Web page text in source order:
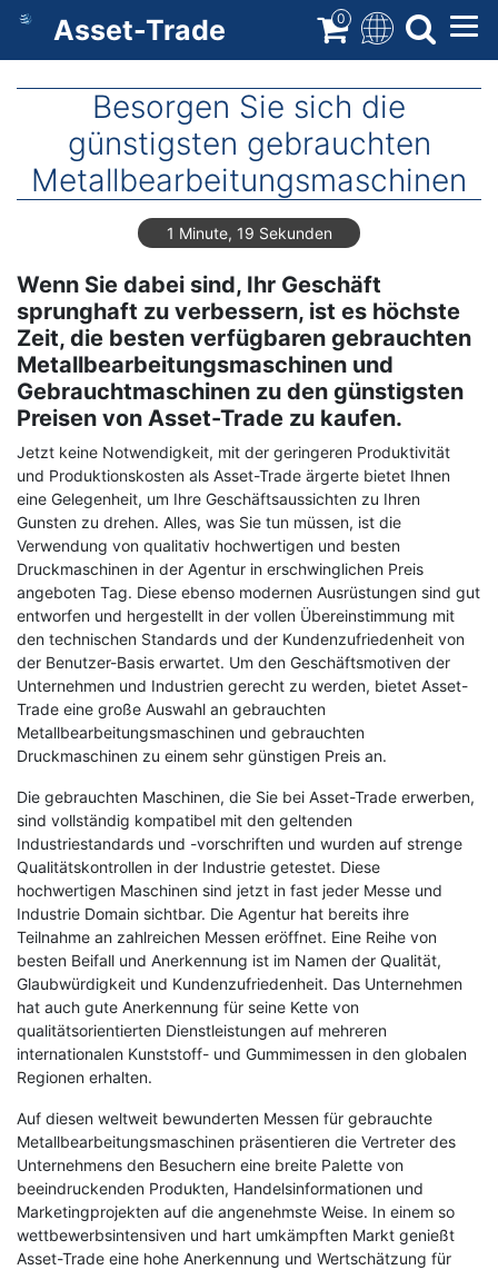
Direkt
Inhalt
Asset-Trade 0
Besorgen Sie sich die
günstigsten gebrauchten
Metallbearbeitungsmaschinen
1 Minute, 19 Sekunden
Wenn Sie dabei sind, Ihr Geschäft
sprunghaft zu verbessern, ist es höchste
Zeit, die besten verfügbaren gebrauchten
Metallbearbeitungsmaschinen und
Gebrauchtmaschinen zu den günstigsten
Preisen von Asset-Trade zu kaufen.
Jetzt keine Notwendigkeit, mit der geringeren Produktivität
und Produktionskosten als Asset-Trade ärgerte bietet Ihnen
eine Gelegenheit, um Ihre Geschäftsaussichten zu Ihren
Gunsten zu drehen. Alles, was Sie tun müssen, ist die
Verwendung von qualitativ hochwertigen und besten
Druckmaschinen in der Agentur in erschwinglichen Preis
angeboten Tag. Diese ebenso modernen Ausrüstungen sind gut
entworfen und hergestellt in der vollen Übereinstimmung mit
den technischen Standards und der Kundenzufriedenheit von
der Benutzer-Basis erwartet. Um den Geschäftsmotiven der
Unternehmen und Industrien gerecht zu werden, bietet Asset-
Trade eine große Auswahl an gebrauchten
Metallbearbeitungsmaschinen und gebrauchten
Druckmaschinen zu einem sehr günstigen Preis an.
Die gebrauchten Maschinen, die Sie bei Asset-Trade erwerben,
sind vollständig kompatibel mit den geltenden
Industriestandards und -vorschriften und wurden auf strenge
Qualitätskontrollen in der Industrie getestet. Diese
hochwertigen Maschinen sind jetzt in fast jeder Messe und
Industrie Domain sichtbar. Die Agentur hat bereits ihre
Teilnahme an zahlreichen Messen eröffnet. Eine Reihe von
besten Beifall und Anerkennung ist im Namen der Qualität,
Glaubwürdigkeit und Kundenzufriedenheit. Das Unternehmen
hat auch gute Anerkennung für seine Kette von
qualitätsorientierten Dienstleistungen auf mehreren
internationalen Kunststoff- und Gummimessen in den globalen
Regionen erhalten.
Auf diesen weltweit bewunderten Messen für gebrauchte
Metallbearbeitungsmaschinen präsentieren die Vertreter des
Unternehmens den Besuchern eine breite Palette von
beeindruckenden Produkten, Handelsinformationen und
Marketingprojekten auf die angenehmste Weise. In einem so
wettbewerbsintensiven und hart umkämpften Markt genießt
Asset-Trade eine hohe Anerkennung und Wertschätzung für